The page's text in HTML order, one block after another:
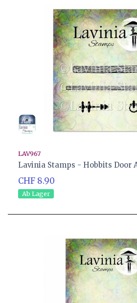
LAV967
Lavinia Stamps - Hobbits Door
CHF 8.90
Ab Lager